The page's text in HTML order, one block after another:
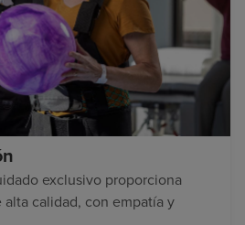
exclusivo proporciona
calidad, con empatía y